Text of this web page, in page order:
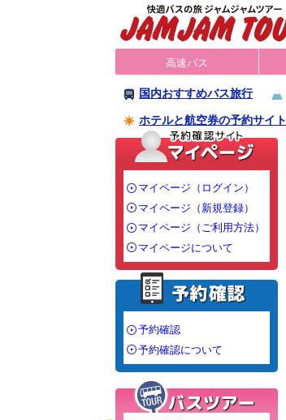
高速バス
国内おすすめバス旅行
ホテルと航空券の予約サイト
マイページ（ログイン）
マイページ（新規登録）
マイページ（ご利用方法）
マイページについて
予約確認
予約確認について